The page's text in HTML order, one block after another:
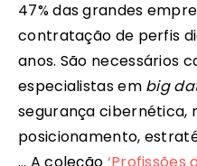
47% das grandes
contratação de perfis
anos. São necessários
especialistas em big
segurança cibernética,
posicionamento,
… A coleção ‘Profissões